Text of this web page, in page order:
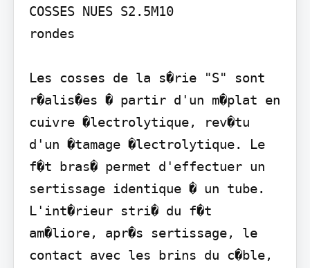
COSSES NUES S2.5M10
rondes
Les cosses de la s�rie "S" sont
r�alis�es � partir d'un m�plat en
cuivre �lectrolytique, rev�tu
d'un �tamage �lectrolytique. Le
f�t bras� permet d'effectuer un
sertissage identique � un tube.
L'int�rieur stri� du f�t
am�liore, apr�s sertissage, le
contact avec les brins du c�ble,